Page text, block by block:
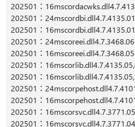
202501：
202501：
202501：
202501：
202501：
202501：
202501：
202501：
202501：
202501：
202501：